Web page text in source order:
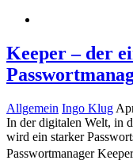
Keeper – der
Allgemein Ingo Klug
In der digitalen Welt, in
wird ein starker
Passwortmanager